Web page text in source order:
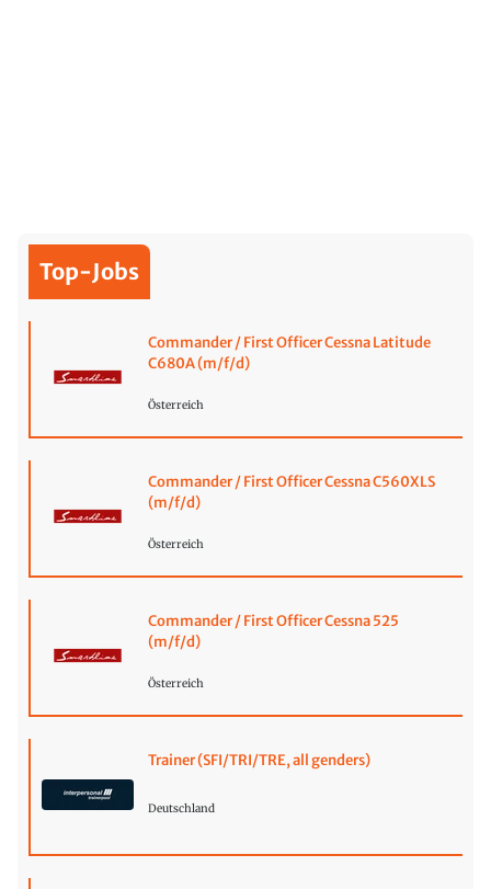
Top-Jobs
Commander / First Officer Cessna Latitude
C680A (m/f/d)
Österreich
Commander / First Officer Cessna C560XLS
(m/f/d)
Österreich
Commander / First Officer Cessna 525
(m/f/d)
Österreich
Trainer (SFI/TRI/TRE, all genders)
Deutschland